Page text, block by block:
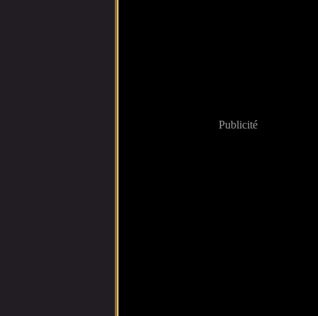
Publicité